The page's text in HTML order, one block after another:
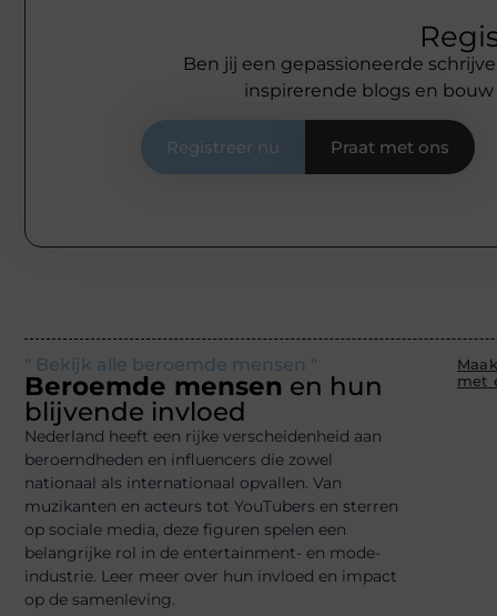
Ben jij een gepassioneerde
inspirerende blogs en
Registreer nu Praat met ons
" Bekijk alle beroemde mensen "
Beroemde mensen en hun
blijvende invloed
Nederland heeft een rijke verscheidenheid aan
beroemdheden en influencers die zowel
nationaal als internationaal opvallen. Van
muzikanten en acteurs tot YouTubers en sterren
op sociale media, deze figuren spelen een
belangrijke rol in de entertainment- en mode-
industrie. Leer meer over hun invloed en impact
op de samenleving.
met